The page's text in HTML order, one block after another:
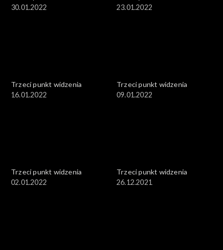
30.01.2022
23.01.2022
Trzeci punkt widzenia
16.01.2022
Trzeci punkt widzenia
09.01.2022
Trzeci punkt widzenia
02.01.2022
Trzeci punkt widzenia
26.12.2021